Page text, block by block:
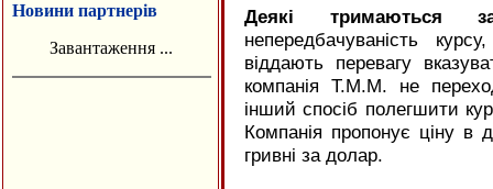
Новини партнерів
Завантаження ...
Деякі тримаються
непередбачуваність
віддають перевагу
компанія Т.М.М. не
інший спосіб полегшити
Компанія пропонує ціну в
гривні за долар.